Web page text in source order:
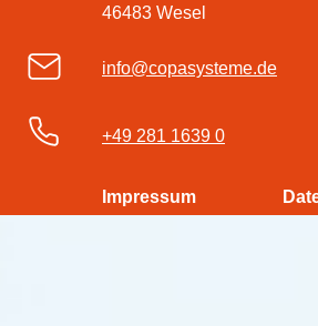
46483 Wesel
info@copasysteme.de
+49 281 1639 0
Impressum